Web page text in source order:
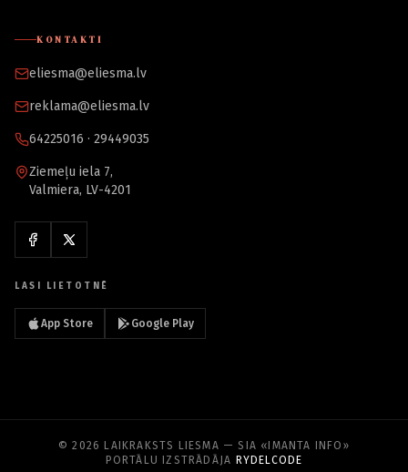
KONTAKTI
eliesma@eliesma.lv
reklama@eliesma.lv
64225016 · 29449035
Ziemeļu iela 7,
Valmiera, LV-4201
LASI LIETOTNĒ
App Store Google Play
© 2026 LAIKRAKSTS LIESMA — SIA «IMANTA INFO»
PORTĀLU IZSTRĀDĀJA RYDELCODE